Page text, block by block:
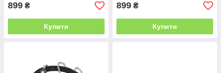
899 ₴
Купити
899 ₴
Купити